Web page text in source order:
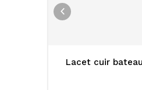
Lacet cuir